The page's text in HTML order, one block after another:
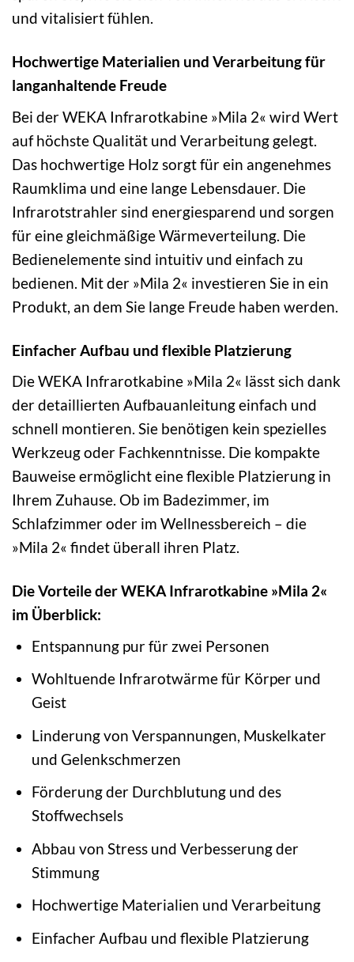
und vitalisiert fühlen.
Hochwertige Materialien und Verarbeitung für
langanhaltende Freude
Bei der WEKA Infrarotkabine »Mila 2« wird Wert
auf höchste Qualität und Verarbeitung gelegt.
Das hochwertige Holz sorgt für ein angenehmes
Raumklima und eine lange Lebensdauer. Die
Infrarotstrahler sind energiesparend und sorgen
für eine gleichmäßige Wärmeverteilung. Die
Bedienelemente sind intuitiv und einfach zu
bedienen. Mit der »Mila 2« investieren Sie in ein
Produkt, an dem Sie lange Freude haben werden.
Einfacher Aufbau und flexible Platzierung
Die WEKA Infrarotkabine »Mila 2« lässt sich dank
der detaillierten Aufbauanleitung einfach und
schnell montieren. Sie benötigen kein spezielles
Werkzeug oder Fachkenntnisse. Die kompakte
Bauweise ermöglicht eine flexible Platzierung in
Ihrem Zuhause. Ob im Badezimmer, im
Schlafzimmer oder im Wellnessbereich – die
»Mila 2« findet überall ihren Platz.
Die Vorteile der WEKA Infrarotkabine »Mila 2«
im Überblick:
Entspannung pur für zwei Personen
Wohltuende Infrarotwärme für Körper und
Geist
Linderung von Verspannungen, Muskelkater
und Gelenkschmerzen
Förderung der Durchblutung und des
Stoffwechsels
Abbau von Stress und Verbesserung der
Stimmung
Hochwertige Materialien und Verarbeitung
Einfacher Aufbau und flexible Platzierung